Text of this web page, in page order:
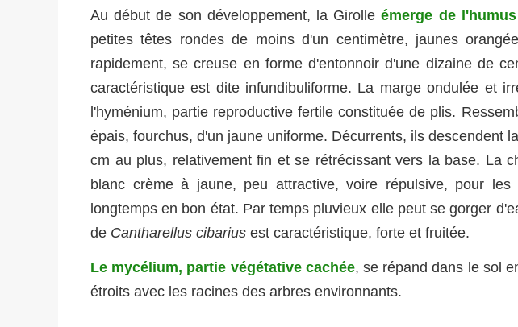
Au début de son développement, la Girolleémerge de l'humus
petites têtes rondes de moins d'un centimètre, jaunes
rapidement, se creuse en forme d'entonnoir d'une dizaine de
caractéristique est dite infundibuliforme. La marge ondulée et
l'hyménium, partie reproductive fertile constituée de plis.
épais, fourchus, d'un jaune uniforme. Décurrents, ils descendent
cm au plus, relativement fin et se rétrécissant vers la base. La
blanc crème à jaune, peu attractive, voire répulsive, pour
longtemps en bon état. Par temps pluvieux elle peut se gorger
de Cantharellus cibarius est caractéristique, forte et fruitée.
Le mycélium, partie végétative cachée, se répand dans le sol
étroits avec les racines des arbres environnants.